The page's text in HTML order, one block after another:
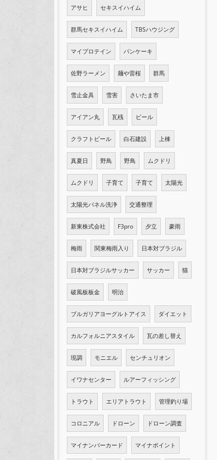
アサヒ セキスイハイム
群馬セキスイハイム TBSハウジング
マイプロテイン パンケーキ
佐野ラーメン 麺や雷桜 群馬
雪止金具 雪害 さいたま市
アイアン丸 瓦桟 ビール
クラフトビール 白石建設 上棟
真夏日 野鳥 野鳥 ムクドリ
ムクドリ 子育て 子育て 太陽光
太陽光パネル洗浄 交通整理
新東株式会社 F3pro 夕立 豪雨
梅雨 関東梅雨入り 日本対ブラジル
日本対ブラジルサッカー サッカー 猫
破風板板金 明治
ブルガリアヨーグルトアイス ダイエット
カルフォルニアスタイル 瓦の差し替え
現調 モニエル センチュリオン
イワナセンター ルアーフィッシング
トラウト エリアトラウト 管理釣り場
コロニアル ドローン ドローン調査
マイナンバーカード マイナポイント